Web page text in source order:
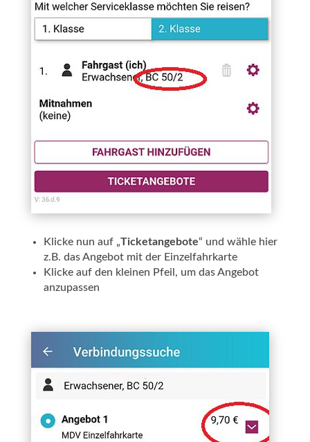
Klicke nun auf „Ticketangebote“ und wähle hier
z.B. das Angebot mit der Einzelfahrkarte
Klicke auf den kleinen Pfeil, um das Angebot
anzupassen